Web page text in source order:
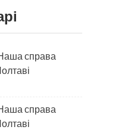
справа
справа